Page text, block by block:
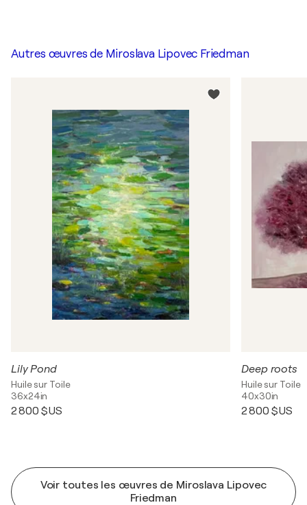
Autres œuvres de Miroslava Lipovec Friedman
Lily Pond
Huile sur Toile
36x24in
2 800 $US
Deep roots
Huile sur Toile
40x30in
2 800 $US
Voir toutes les œuvres de Miroslava Lipovec
Friedman